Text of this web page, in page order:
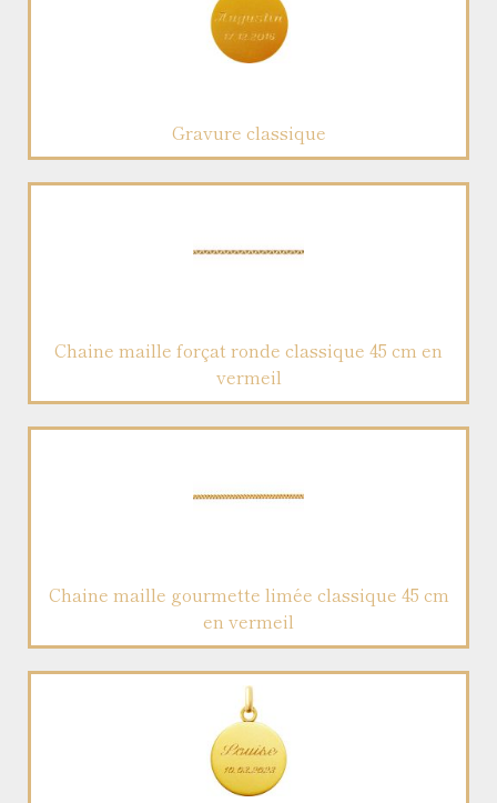
Gravure classique
Chaine maille forçat ronde classique 45 cm en
vermeil
Chaine maille gourmette limée classique 45 cm
en vermeil